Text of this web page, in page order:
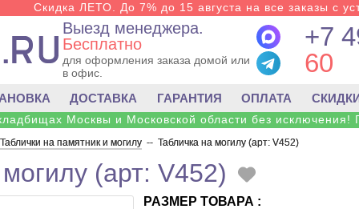
Скидка ЛЕТО. До 7% до 15 августа на все заказы с
Выезд менеджера.
Бесплатно
для оформления заказа домой или
в офис.
+7
60
ДОСТАВКА ГАРАНТИЯ ОПЛАТА
Москвы и Московской области без исключения!
Таблички на памятник и могилу -- Табличка на могилу (арт: V452)
(арт: V452)
РАЗМЕР ТОВАРА :